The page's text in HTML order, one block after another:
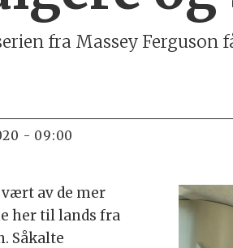
fra Massey
- 09:00
av de mer
her til lands fra
Såkalte